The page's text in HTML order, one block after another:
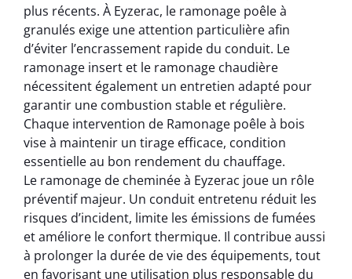
plus récents. À Eyzerac, le ramonage poêle à
granulés exige une attention particulière afin
d’éviter l’encrassement rapide du conduit. Le
ramonage insert et le ramonage chaudière
nécessitent également un entretien adapté pour
garantir une combustion stable et régulière.
Chaque intervention de Ramonage poêle à bois
vise à maintenir un tirage efficace, condition
essentielle au bon rendement du chauffage.
Le ramonage de cheminée à Eyzerac joue un rôle
préventif majeur. Un conduit entretenu réduit les
risques d’incident, limite les émissions de fumées
et améliore le confort thermique. Il contribue aussi
à prolonger la durée de vie des équipements, tout
en favorisant une utilisation plus responsable du